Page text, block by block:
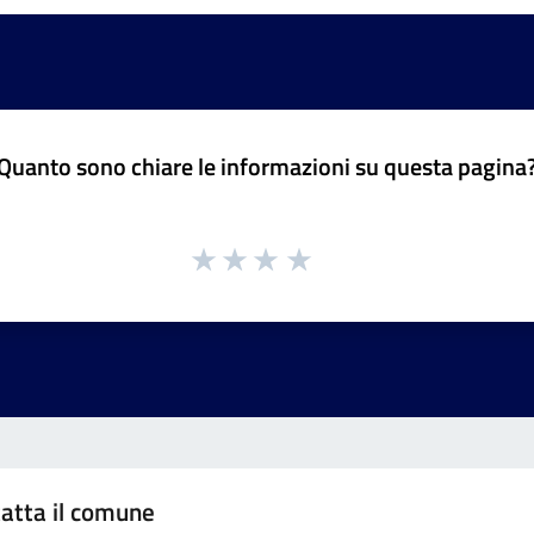
sono chiare le informazioni su questa
il comune